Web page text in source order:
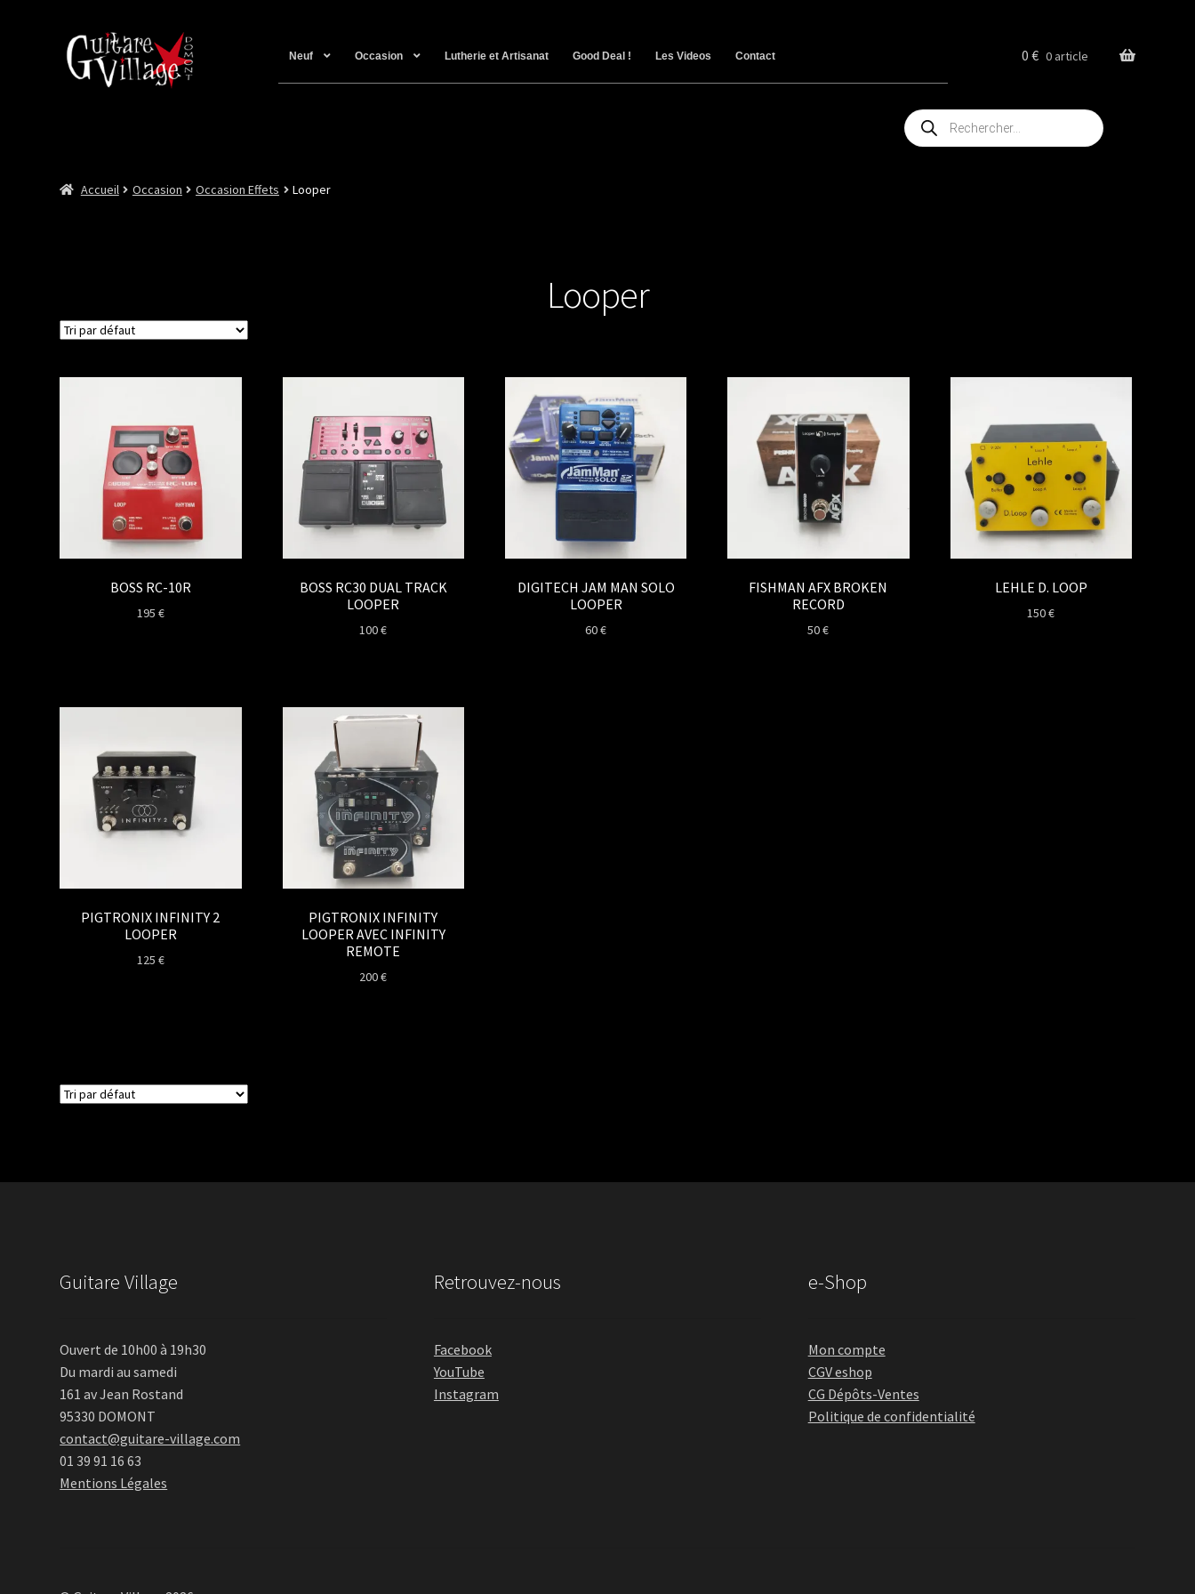
Neuf Occasion Lutherie et Artisanat Good Deal ! Les Videos Contact 0€ 0 article
Recherche
de
produits
Accueil Occasion Occasion Effets Looper
Looper
BOSS RC-10R
195 €
BOSS RC30 DUAL TRACK
LOOPER
100€
DIGITECH JAM MAN SOLO
LOOPER
60€
FISHMAN AFX BROKEN
RECORD
50€
LEHLE D. LOOP
150€
PIGTRONIX INFINITY 2
LOOPER
125 €
PIGTRONIX INFINITY
LOOPER AVEC INFINITY
REMOTE
200€
Guitare Village
Ouvert de 10h00 à 19h30
Du mardi au samedi
161 av Jean Rostand
95330 DOMONT
contact@guitare-village.com
01 39 91 16 63
Mentions Légales
Retrouvez-nous
Facebook
YouTube
Instagram
e-Shop
Mon compte
CGV eshop
CG Dépôts-Ventes
Politique de confidentialité